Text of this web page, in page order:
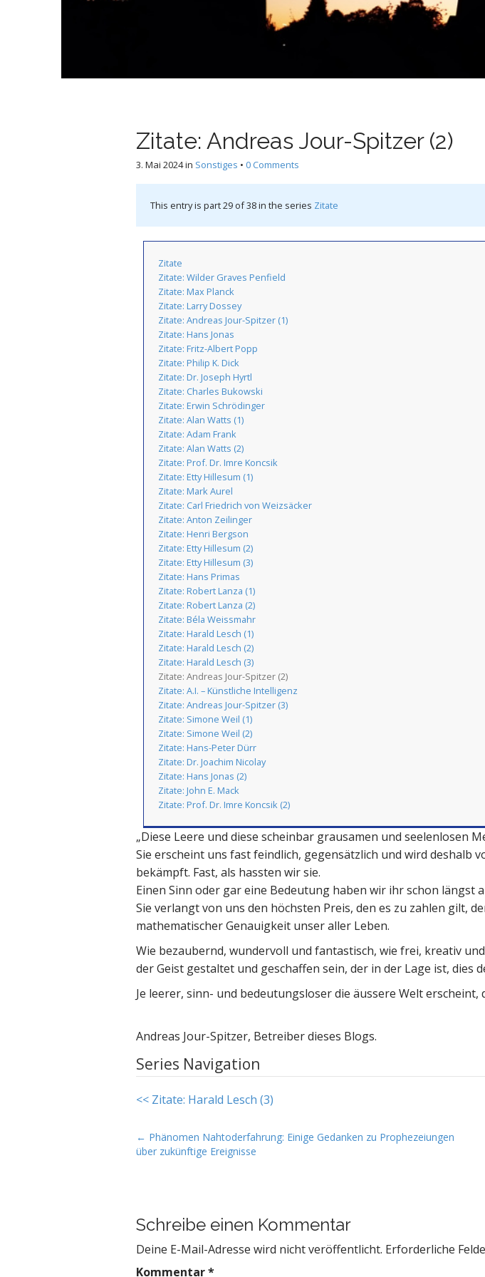
Zitate: Andreas Jour-Spitzer (2)
3. Mai 2024in Sonstiges • 0 Comments
This entry is part 29 of 38 in the series Zitate
Zitate
Zitate: Wilder Graves Penfield
Zitate: Max Planck
Zitate: Larry Dossey
Zitate: Andreas Jour-Spitzer (1)
Zitate: Hans Jonas
Zitate: Fritz-Albert Popp
Zitate: Philip K. Dick
Zitate: Dr. Joseph Hyrtl
Zitate: Charles Bukowski
Zitate: Erwin Schrödinger
Zitate: Alan Watts (1)
Zitate: Adam Frank
Zitate: Alan Watts (2)
Zitate: Prof. Dr. Imre Koncsik
Zitate: Etty Hillesum (1)
Zitate: Mark Aurel
Zitate: Carl Friedrich von Weizsäcker
Zitate: Anton Zeilinger
Zitate: Henri Bergson
Zitate: Etty Hillesum (2)
Zitate: Etty Hillesum (3)
Zitate: Hans Primas
Zitate: Robert Lanza (1)
Zitate: Robert Lanza (2)
Zitate: Béla Weissmahr
Zitate: Harald Lesch (1)
Zitate: Harald Lesch (2)
Zitate: Harald Lesch (3)
Zitate: Andreas Jour-Spitzer (2)
Zitate: A.I. – Künstliche Intelligenz
Zitate: Andreas Jour-Spitzer (3)
Zitate: Simone Weil (1)
Zitate: Simone Weil (2)
Zitate: Hans-Peter Dürr
Zitate: Dr. Joachim Nicolay
Zitate: Hans Jonas (2)
Zitate: John E. Mack
Zitate: Prof. Dr. Imre Koncsik (2)
„Diese Leere und diese scheinbar grausamen und seelenlosen
Sie erscheint uns fast feindlich, gegensätzlich und wird deshalb
bekämpft. Fast, als hassten wir sie.
Einen Sinn oder gar eine Bedeutung haben wir ihr schon längst
Sie verlangt von uns den höchsten Preis, den es zu zahlen gilt,
mathematischer Genauigkeit unser aller Leben.
Wie bezaubernd, wundervoll und fantastisch, wie frei, kreativ
der Geist gestaltet und geschaffen sein, der in der Lage ist, dies
Je leerer, sinn- und bedeutungsloser die äussere Welt
Andreas Jour-Spitzer, Betreiber dieses Blogs.
Series Navigation
<< Zitate: Harald Lesch (3)
P
o
a
v
i
← Phänomen Nahtoderfahrung: Einige Gedanken zu Prophezeiungen
über zukünftige Ereignisse
Schreibe einen Kommentar
Deine E-Mail-Adresse wird nicht veröffentlicht. Erforderliche
Kommentar*